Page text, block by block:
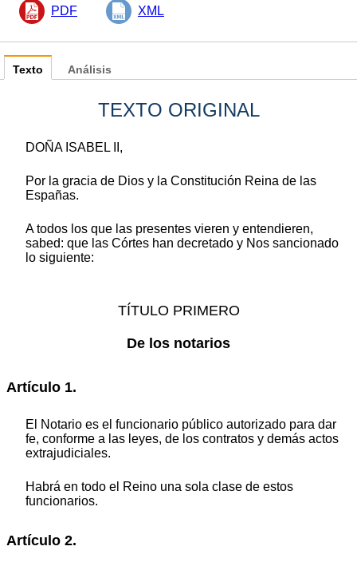
PDF XML
Texto
TEXTO ORIGINAL
DOÑA ISABEL II,
Por la gracia de Dios y la Constitución Reina de las
Españas.
A todos los que las presentes vieren y entendieren,
sabed: que las Córtes han decretado y Nos sancionado
lo siguiente:
TÍTULO PRIMERO
De los notarios
Artículo 1.
El Notario es el funcionario público autorizado para dar
fe, conforme a las leyes, de los contratos y demás actos
extrajudiciales.
Habrá en todo el Reino una sola clase de estos
funcionarios.
Artículo 2.
Análisis